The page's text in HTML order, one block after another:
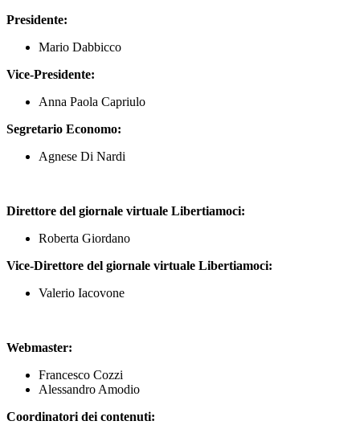
Presidente:
Mario Dabbicco
Vice-Presidente:
Anna Paola Capriulo
Segretario Economo:
Agnese Di Nardi
Direttore del giornale virtuale Libertiamoci:
Roberta Giordano
Vice-Direttore del giornale virtuale Libertiamoci:
Valerio Iacovone
Webmaster:
Francesco Cozzi
Alessandro Amodio
Coordinatori dei contenuti: